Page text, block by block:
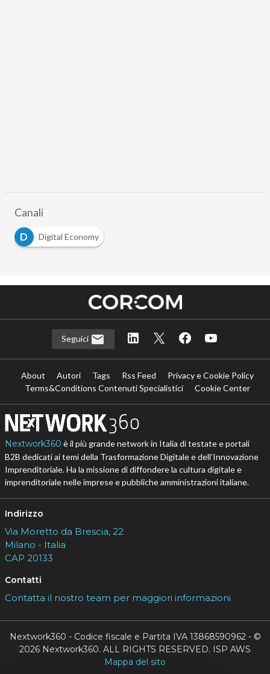
Canali
D
Digital Economy
Seguici
About Autori Tags Rss Feed
Privacy e Cookie Policy
Terms&Conditions Contenuti Specialistici
Cookie Center
Nextwork360 è il più grande network in Italia di testate e portali
B2B dedicati ai temi della Trasformazione Digitale e dell’Innovazione
Imprenditoriale. Ha la missione di diffondere la cultura digitale e
imprenditoriale nelle imprese e pubbliche amministrazioni italiane.
Indirizzo
Via Moretto da Brescia, 22
Milano - Italia
CAP 20133
Contatti
Contatta il nostro team per maggiori informazioni
Nextwork360 - Codice fiscale e Partita IVA 13868590962 - ©
2026 Nextwork360. ALL RIGHTS RESERVED. ISP AWS
Mappa del sito